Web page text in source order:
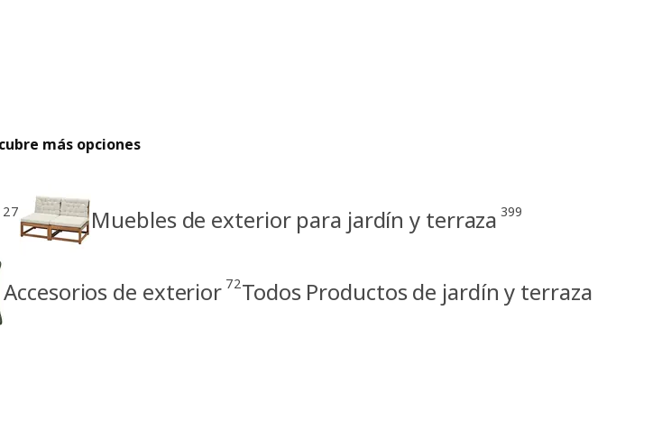
más opciones
27 Muebles de exterior para jardín y terraza 399
Accesorios de exterior 72Todos Productos de jardín y terraza